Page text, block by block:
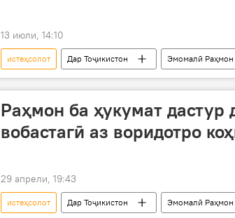
13 июли, 14:10
истеҳсолот Дар Тоҷикистон Эмомалӣ Раҳмон
Вазорати саноат ва технологияҳои нави Тоҷикистон
Раҳмон ба ҳукумат дастур
вобастагӣ аз воридотро
29 апрели, 19:43
истеҳсолот Дар Тоҷикистон Эмомалӣ Раҳмон